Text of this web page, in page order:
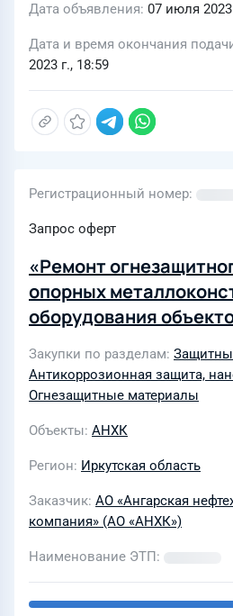
Дата объявления 07 июля 2023
Дата и время окончания
2023 г., 18:59
Регистрационный номер
Запрос оферт
«Ремонт
опорных
оборудования
Закупки по разделам
Антикоррозионная защита,
Огнезащитные материалы
Объекты АНХК
Регион Иркутская область
Заказчик АО «Ангарская
компания» (АО «АНХК»)
Наименование ЭТП